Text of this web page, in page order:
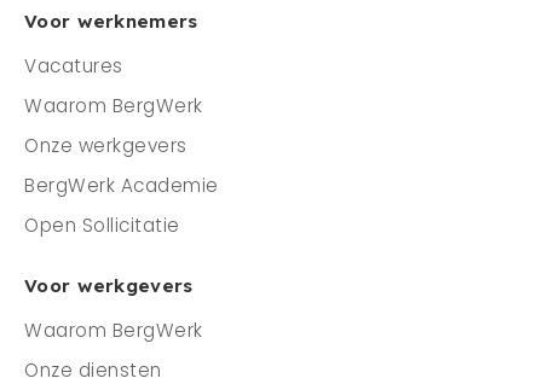
Voor werknemers
Vacatures
Waarom BergWerk
Onze werkgevers
BergWerk Academie
Open Sollicitatie
Voor werkgevers
Waarom BergWerk
Onze diensten